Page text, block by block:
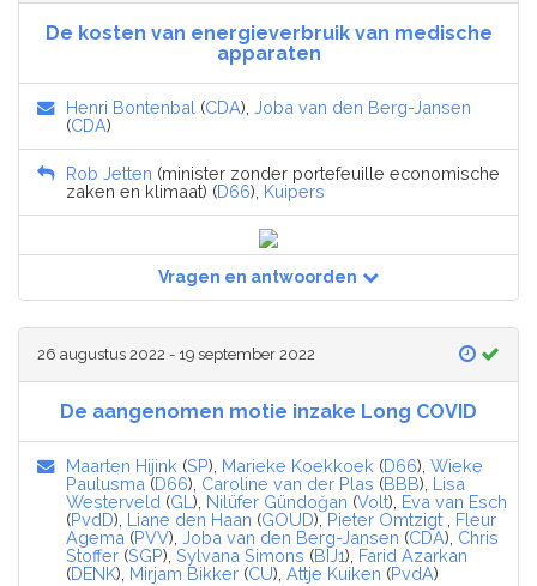
De kosten van energieverbruik van medische
apparaten
Henri Bontenbal (CDA), Joba van den Berg-Jansen
(CDA)
Rob Jetten (minister zonder portefeuille economische
zaken en klimaat) (D66), Kuipers
Vragen en antwoorden
26 augustus 2022 - 19 september 2022
De aangenomen motie inzake Long COVID
Maarten Hijink (SP), Marieke Koekkoek (D66), Wieke
Paulusma (D66), Caroline van der Plas (BBB), Lisa
Westerveld (GL ), Nilüfer Gündoğan (Volt), Eva van Esch
(PvdD), Liane den Haan (GOUD), Pieter Omtzigt
Fleur
Agema (PVV), Joba van den Berg-Jansen (CDA), Chris
Stoffer (SGP), Sylvana Simons (BIJ1), Farid Azarkan
(DENK), Mirjam Bikker (CU), Attje Kuiken (PvdA)